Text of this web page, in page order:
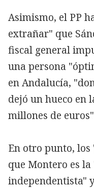
Asimismo, el PP
extrañar" que
fiscal general
una persona
en Andalucía,
dejó un hueco en
millones de
En otro punto,
que Montero es
independentista"